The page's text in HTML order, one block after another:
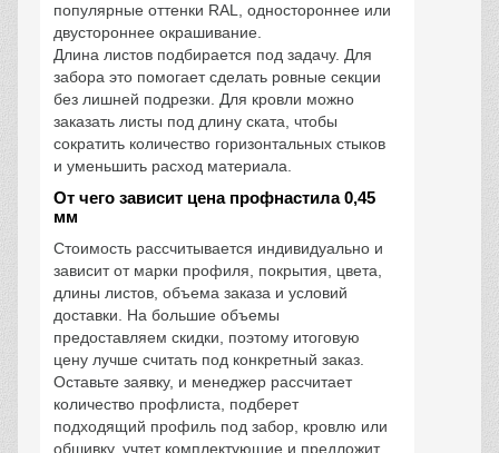
популярные оттенки RAL, одностороннее или
двустороннее окрашивание.
Длина листов подбирается под задачу. Для
забора это помогает сделать ровные секции
без лишней подрезки. Для кровли можно
заказать листы под длину ската, чтобы
сократить количество горизонтальных стыков
и уменьшить расход материала.
От чего зависит цена профнастила 0,45
мм
Стоимость рассчитывается индивидуально и
зависит от марки профиля, покрытия, цвета,
длины листов, объема заказа и условий
доставки. На большие объемы
предоставляем скидки, поэтому итоговую
цену лучше считать под конкретный заказ.
Оставьте заявку, и менеджер рассчитает
количество профлиста, подберет
подходящий профиль под забор, кровлю или
обшивку, учтет комплектующие и предложит